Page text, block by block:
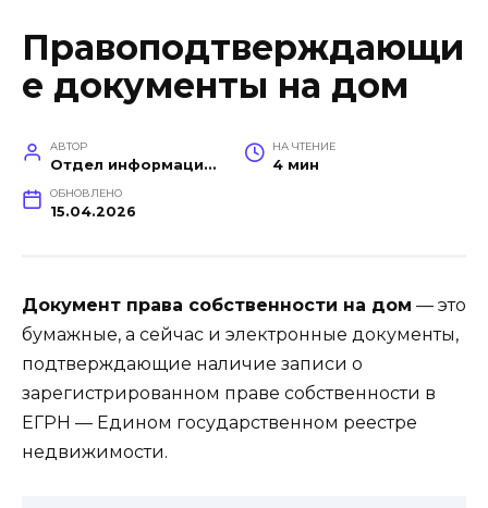
Правоподтверждающи
е документы на дом
АВТОР
Отдел информационной поддержки
НА ЧТЕНИЕ
4 мин
ОБНОВЛЕНО
15.04.2026
Документ права собственности на дом — это
бумажные, а сейчас и электронные документы,
подтверждающие наличие записи о
зарегистрированном праве собственности в
ЕГРН — Едином государственном реестре
недвижимости.